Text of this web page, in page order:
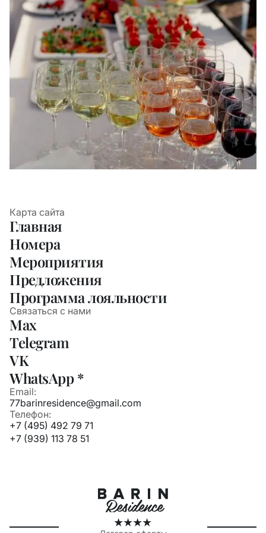
Карта сайта
Главная
Номера
Мероприятия
Предложения
Программа лояльности
Связаться с нами
Max
Telegram
VK
WhatsApp *
Email:
77barinresidence@gmail.com
Телефон:
+7 (495) 492 79 71
+7 (939) 113 78 51